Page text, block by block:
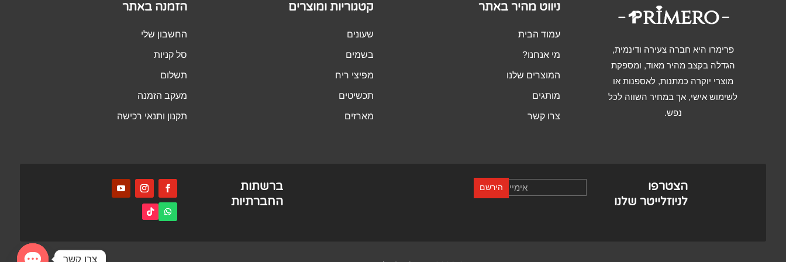
הזמנה באתר
החשבון שלי
סל קניות
תשלום
מעקב הזמנה
תקנון ותנאי רכישה
קטגוריות ומוצרים
שעונים
בשמים
מפיצי ריח
תכשיטים
מארזים
ניווט מהיר באתר
עמוד הבית
מי אנחנו?
המוצרים שלנו
מותגים
צרו קשר
פרימרו היא חברה צעירה ודינמית,
הגדלה בקצב מהיר מאוד, ומספקת
מוצרי יוקרה כמתנות, לאספנות או
לשימוש אישי, אך במחיר השווה לכל
נפש.
ברשתות
החברתיות
הירשם
הצטרפו
לניוזלייטר שלנו
צרו קשר